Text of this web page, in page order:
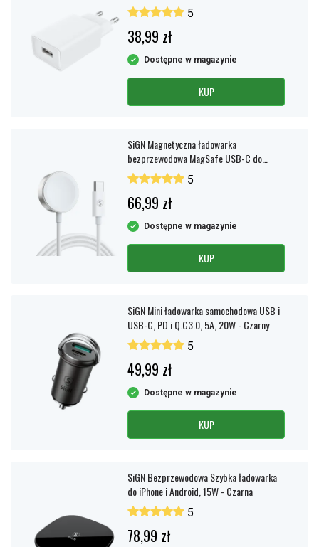
5
38,99 zł
Dostępne w magazynie
KUP
SiGN Magnetyczna ładowarka
bezprzewodowa MagSafe USB-C do
zegarka Apple Watch, 2,5 W, 1,2 m – biała
5
66,99 zł
Dostępne w magazynie
KUP
SiGN Mini ładowarka samochodowa USB i
USB-C, PD i Q.C3.0, 5A, 20W - Czarny
5
49,99 zł
Dostępne w magazynie
KUP
SiGN Bezprzewodowa Szybka ładowarka
do iPhone i Android, 15W - Czarna
5
78,99 zł